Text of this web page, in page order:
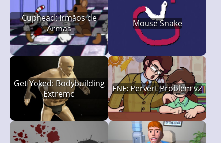
Cuphead: Irmãos de
Armas
Mouse Snake
Get Yoked: Bodybuilding
Extremo
FNF: Pervert Problem v2